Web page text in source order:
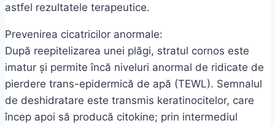
astfel rezultatele terapeutice.
Prevenirea cicatricilor anormale:
După reepitelizarea unei plăgi, stratul cornos este
imatur și permite încă niveluri anormal de ridicate de
pierdere trans-epidermică de apă (TEWL). Semnalul
de deshidratare este transmis keratinocitelor, care
încep apoi să producă citokine; prin intermediul